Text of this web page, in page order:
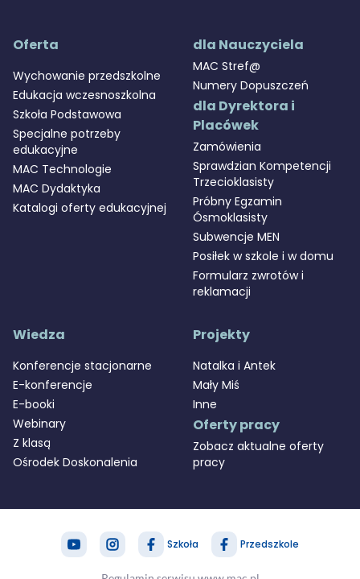
Oferta
Wychowanie przedszkolne
Edukacja wczesnoszkolna
Szkoła Podstawowa
Specjalne potrzeby
edukacyjne
MAC Technologie
MAC Dydaktyka
Katalogi oferty edukacyjnej
dla Nauczyciela
MAC Stref@
Numery Dopuszczeń
dla Dyrektora i
Placówek
Zamówienia
Sprawdzian Kompetencji
Trzecioklasisty
Próbny Egzamin
Ósmoklasisty
Subwencje MEN
Posiłek w szkole i w domu
Formularz zwrotów i
reklamacji
Wiedza
Konferencje stacjonarne
E-konferencje
E-booki
Webinary
Z klasą
Ośrodek Doskonalenia
Projekty
Natalka i Antek
Mały Miś
Inne
Oferty pracy
Zobacz aktualne oferty
pracy
Szkoła Przedszkole